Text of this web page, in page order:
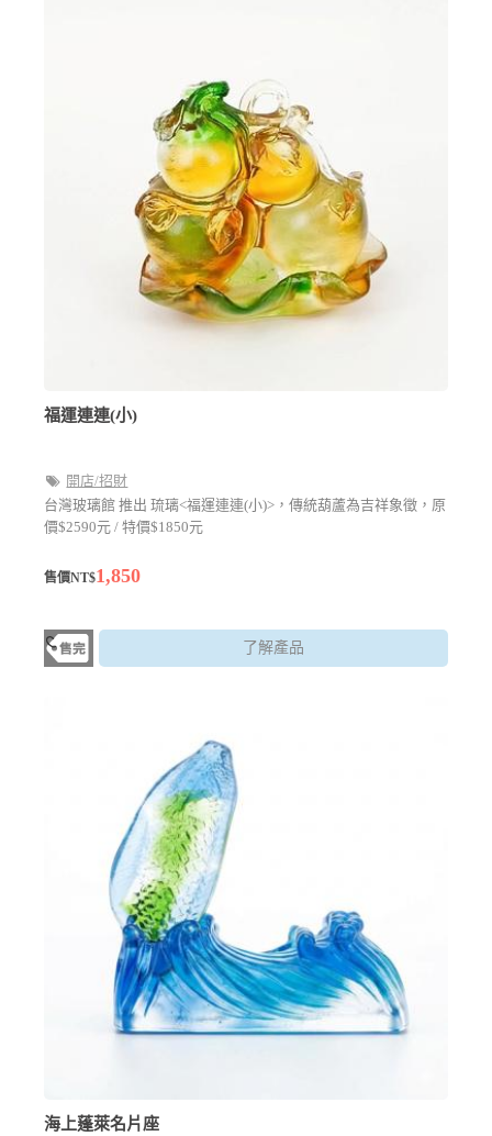
福運連連(小)
開店/招財
台灣玻璃館 推出 琉璃<福運連連(小)>，傳統葫蘆為吉祥象徵，原
價$2590元 / 特價$1850元
售價NT$1,850
了解產品
海上蓬萊名片座